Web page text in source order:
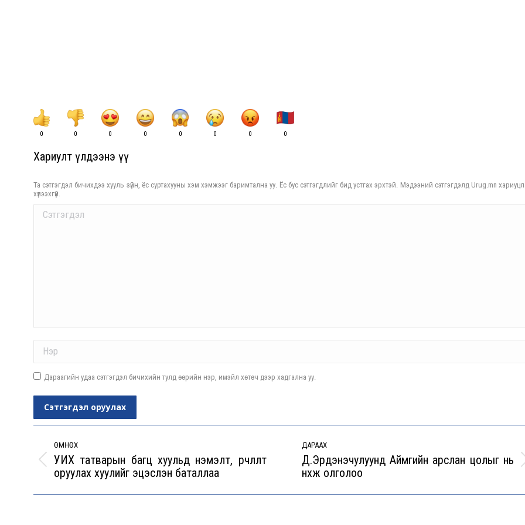
0 0 0 0 0 0 0 0
Хариулт үлдээнэ үү
Та сэтгэгдэл бичихдээ хууль зүйн, ёс суртахууны хэм хэмжээг баримтална уу. Ёс бус сэтгэгдлийг бид устгах эрхтэй. Мэдээний сэтгэгдэлд Urug.mn
хүлээхгүй.
Comment
Дараагийн удаа сэтгэгдэл бичихийн тулд өөрийн нэр, имэйл хөтөч дээр хадгална уу.
Сэтгэгдэл оруулах
navigation
ӨМНӨХ
Previous
post:
УИХ татварын багц хуульд нэмэлт, өөрчлөлт
оруулах хуулийг эцэслэн баталлаа
ДАРААХ
Next
Д.Эрдэнэчулуунд Аймгийн арслан цолыг нь
нөхөж олголоо